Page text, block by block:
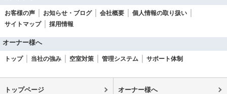
お客様の声 お知らせ・ブログ 会社概要
個人情報の取り扱い
サイトマップ
採用情報
オーナー様へ
トップ 当社の強み 空室対策 管理システム サポート体制
トップページ オーナー様へ